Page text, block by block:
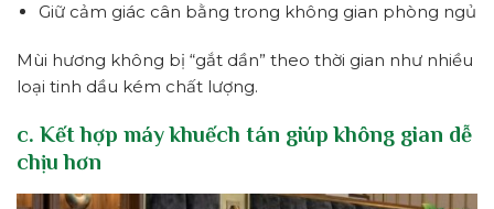
Giữ cảm giác cân bằng trong không gian phòng ngủ
Mùi hương không bị “gắt dần” theo thời gian như nhiều
loại tinh dầu kém chất lượng.
c. Kết hợp máy khuếch tán giúp không gian dễ
chịu hơn